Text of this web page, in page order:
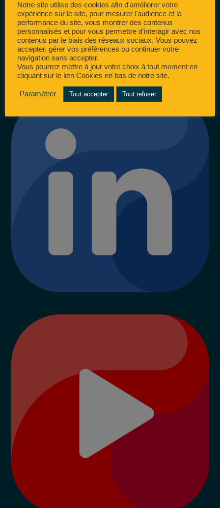
Notre site utilise des cookies afin d'améliorer votre
expérience sur le site, pour mesurer l'audience et la
performance du site, vous montrer des contenus
personnalisés et pour vous permettre d'interagir avec nos
contenus par le biais des réseaux sociaux. Vous pouvez
accepter, gérer vos préférences ou continuer votre
navigation sans accepter.
Vous pourrez mettre à jour votre choix à tout moment en
cliquant sur le lien Cookies en bas de notre site.
Paramétrer Tout accepter Tout refuser